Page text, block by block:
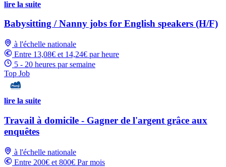
lire la suite
Babysitting / Nanny jobs for English speakers (H/F)
à l'échelle nationale
Entre 13,08€ et 14,24€ par heure
5 - 20 heures par semaine
Top Job
lire la suite
Travail à domicile - Gagner de l'argent grâce aux
enquêtes
à l'échelle nationale
Entre 200€ et 800€ Par mois